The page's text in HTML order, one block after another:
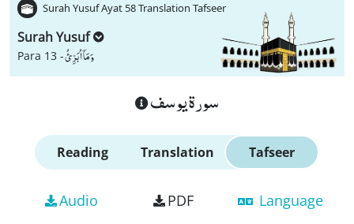
Surah Yusuf Ayat 58 Translation Tafseer
Surah Yusuf
Para 13 -وَ مَاۤ اُبَرِّئُ
سورة يوسف
Reading Translation Tafseer
Audio PDF Language